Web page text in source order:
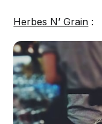
Herbes N’ Grain :